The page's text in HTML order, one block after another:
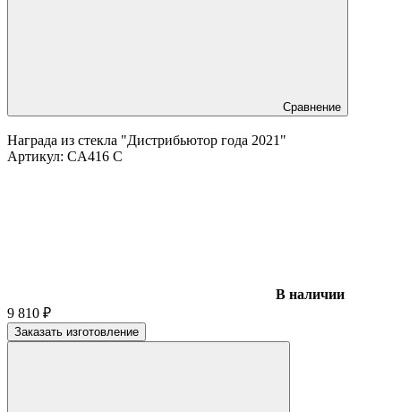
Сравнение
Награда из стекла "Дистрибьютор года 2021"
Артикул: CA416 C
В наличии
9 810 ₽
Заказать изготовление